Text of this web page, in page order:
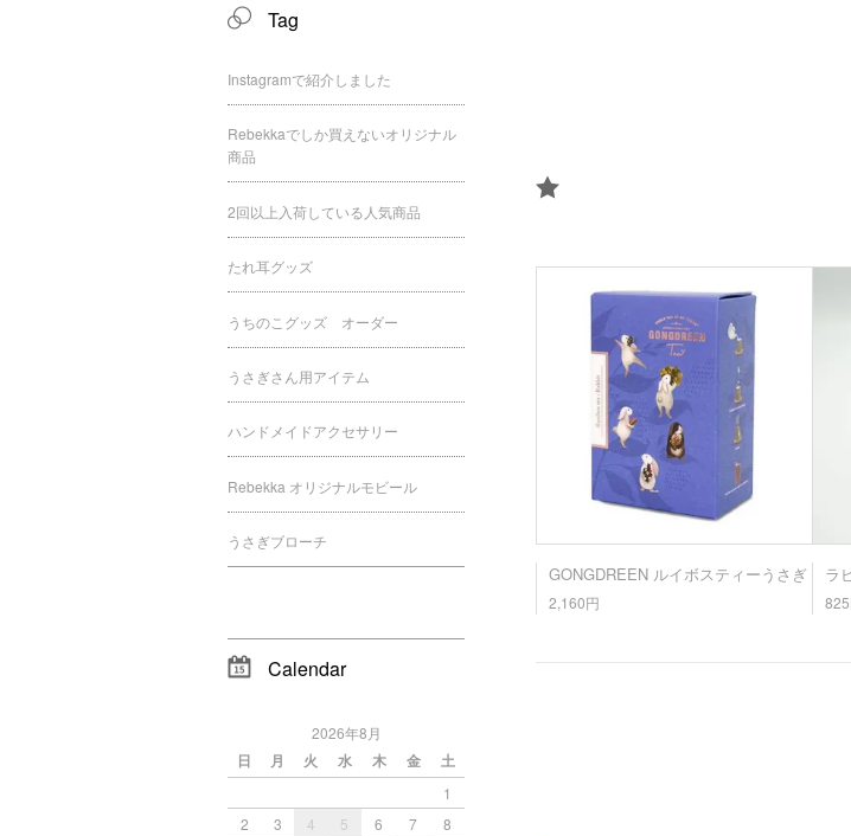
GONGDREEN ルイボスティーうさぎ
2,160円
ラ
Tag
Instagramで紹介しました
Rebekkaでしか買えないオリジナル
商品
2回以上入荷している人気商品
たれ耳グッズ
うちのこグッズ オーダー
うさぎさん用アイテム
ハンドメイドアクセサリー
Rebekka オリジナルモビール
うさぎブローチ
Calendar
2026年8月
日 月 火 水 木 金 土
1
2
3 4 5 6 7
8